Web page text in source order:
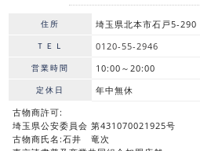
住所 埼玉県北本市石戸5-290
ＴＥＬ 0120-55-2946
営業時間 10:00～20:00
定休日
年中無休
古物商許可:
埼玉県公安委員会 第431070021925号
古物商氏名:石井 竜次